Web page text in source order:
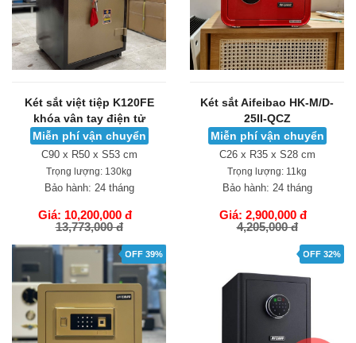
Két sắt việt tiệp K120FE
khóa vân tay điện tử
Miễn phí vận chuyển
C90 x R50 x S53 cm
Trọng lượng: 130kg
Bảo hành: 24 tháng
Giá: 10,200,000 đ
13,773,000 đ
GIỎ HÀNG
Két sắt Aifeibao HK-M/D-
25II-QCZ
Miễn phí vận chuyển
C26 x R35 x S28 cm
Trọng lượng: 11kg
Bảo hành: 24 tháng
Giá: 2,900,000 đ
4,205,000 đ
GIỎ HÀNG
OFF 39% OFF 32%